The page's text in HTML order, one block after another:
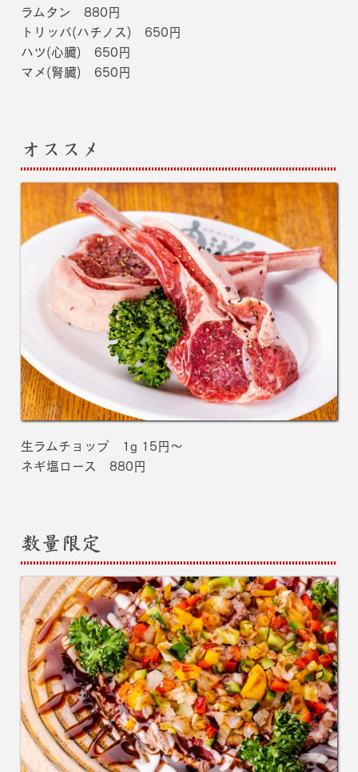
ラムタン 880円
トリッパ(ハチノス) 650円
ハツ(心臓) 650円
マメ(腎臓) 650円
オススメ
生ラムチョップ 1g 15円～
ネギ塩ロース 880円
数量限定